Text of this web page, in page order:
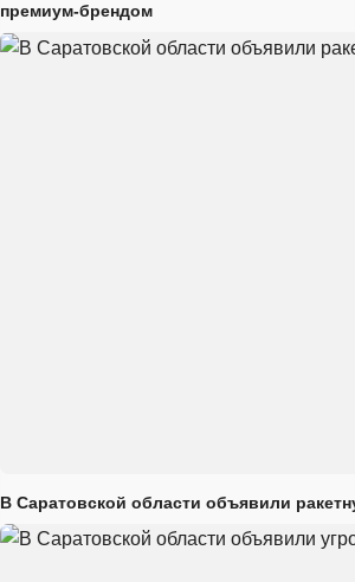
премиум-брендом
В Саратовской области объявили